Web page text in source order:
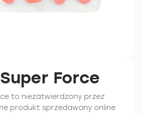
Force
to niezatwierdzony przez
produkt sprzedawany online